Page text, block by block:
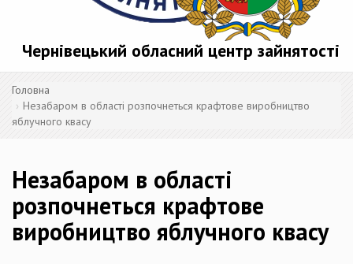
Чернівецький обласний центр зайнятості
Головна
Незабаром в області розпочнеться крафтове виробництво
яблучного квасу
Незабаром в області
розпочнеться крафтове
виробництво яблучного квасу